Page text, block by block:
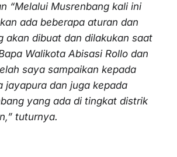
“Melalui Musrenbang kali ini
ada beberapa aturan dan
akan dibuat dan dilakukan saat
Walikota Abisasi Rollo dan
saya sampaikan kepada
jayapura dan juga kepada
yang ada di tingkat distrik
tuturnya.